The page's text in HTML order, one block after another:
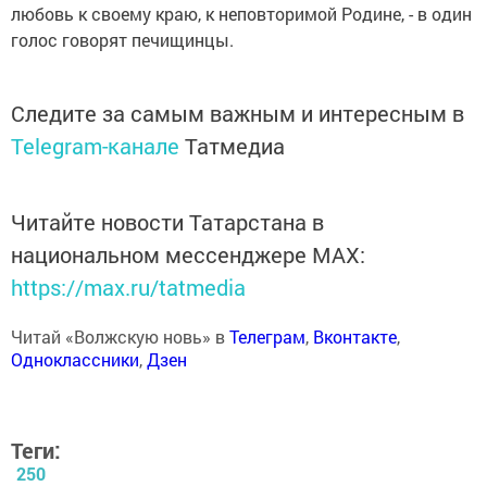
любовь к своему краю, к неповторимой Родине, - в один
голос говорят печищинцы.
Следите за самым важным и интересным в
Telegram-канале Татмедиа
Читайте новости Татарстана в
национальном мессенджере MАХ:
https://max.ru/tatmedia
Читай «Волжскую новь» вТелеграм, Вконтакте,
Одноклассники,Дзен
Теги:
250